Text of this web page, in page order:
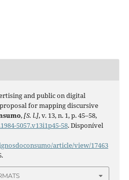
and public on digital
for mapping discursive
,[S. l.], v. 13, n. 1, p. 45–58,
5057.v13i1p45-58. Disponível
article/view/17463